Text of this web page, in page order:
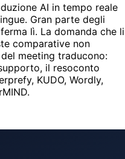
AI in tempo reale
Gran parte degli
lì. La domanda che li
comparative non
meeting traducono:
il resoconto
KUDO, Wordly,